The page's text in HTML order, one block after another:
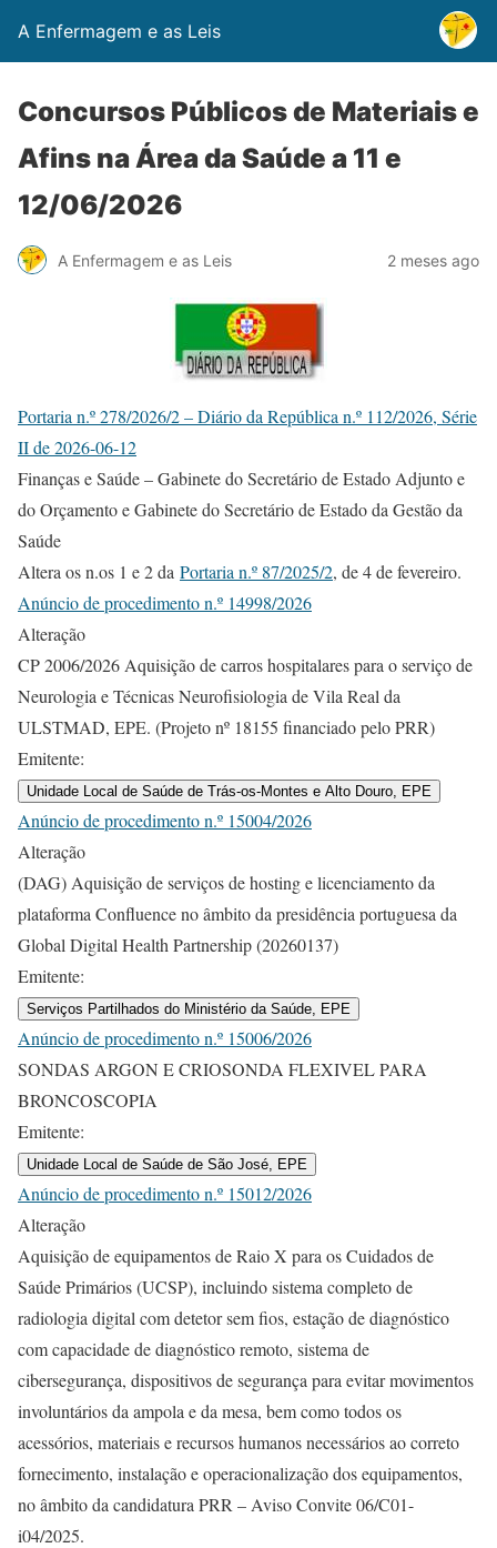
A Enfermagem e as Leis
Concursos Públicos de Materiais e
Afins na Área da Saúde a 11 e
12/06/2026
A Enfermagem e as Leis 2 meses ago
Portaria n.º 278/2026/2 – Diário da República n.º 112/2026, Série
II de 2026-06-12
Finanças e Saúde – Gabinete do Secretário de Estado Adjunto e
do Orçamento e Gabinete do Secretário de Estado da Gestão da
Saúde
Altera os n.os 1 e 2 da Portaria n.º 87/2025/2, de 4 de fevereiro.
Anúncio de procedimento n.º 14998/2026
Alteração
CP 2006/2026 Aquisição de carros hospitalares para o serviço de
Neurologia e Técnicas Neurofisiologia de Vila Real da
ULSTMAD, EPE. (Projeto nº 18155 financiado pelo PRR)
Emitente:
Unidade Local de Saúde de Trás-os-Montes e Alto Douro, EPE
Anúncio de procedimento n.º 15004/2026
Alteração
(DAG) Aquisição de serviços de hosting e licenciamento da
plataforma Confluence no âmbito da presidência portuguesa da
Global Digital Health Partnership (20260137)
Emitente:
Serviços Partilhados do Ministério da Saúde, EPE
Anúncio de procedimento n.º 15006/2026
SONDAS ARGON E CRIOSONDA FLEXIVEL PARA
BRONCOSCOPIA
Emitente:
Unidade Local de Saúde de São José, EPE
Anúncio de procedimento n.º 15012/2026
Alteração
Aquisição de equipamentos de Raio X para os Cuidados de
Saúde Primários (UCSP), incluindo sistema completo de
radiologia digital com detetor sem fios, estação de diagnóstico
com capacidade de diagnóstico remoto, sistema de
cibersegurança, dispositivos de segurança para evitar movimentos
involuntários da ampola e da mesa, bem como todos os
acessórios, materiais e recursos humanos necessários ao correto
fornecimento, instalação e operacionalização dos equipamentos,
no âmbito da candidatura PRR – Aviso Convite 06/C01-
i04/2025.